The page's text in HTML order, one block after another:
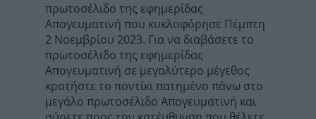
πρωτοσέλιδο της εφημερίδας
Απογευματινή που κυκλοφόρησε Πέμπτη
2 Νοεμβρίου 2023. Για να διαβάσετε το
πρωτοσέλιδο της εφημερίδας
Απογευματινή σε μεγαλύτερο μέγεθος
κρατήστε το ποντίκι πατημένο πάνω στο
μεγάλο πρωτοσέλιδο Απογευματινή και